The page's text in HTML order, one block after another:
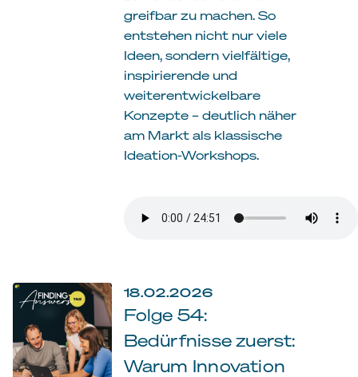
greifbar zu machen. So
entstehen nicht nur viele
Ideen, sondern vielfältige,
inspirierende und
weiterentwickelbare
Konzepte – deutlich näher
am Markt als klassische
Ideation-Workshops.
18.02.2026
Folge 54:
Bedürfnisse zuerst:
Warum Innovation